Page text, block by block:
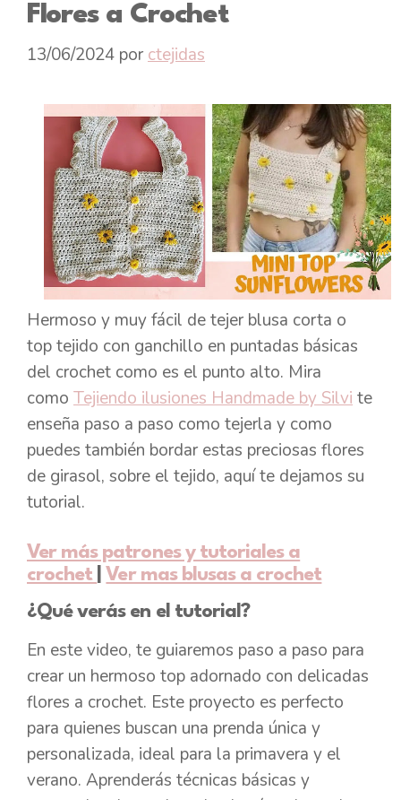
Flores a Crochet
13/06/2024 por ctejidas
Hermoso y muy fácil de tejer blusa corta o
top tejido con ganchillo en puntadas básicas
del crochet como es el punto alto. Mira
como Tejiendo ilusiones Handmade by Silvi te
enseña paso a paso como tejerla y como
puedes también bordar estas preciosas flores
de girasol, sobre el tejido, aquí te dejamos su
tutorial.
Ver más patrones y tutoriales a
crochet
|Ver mas blusas a crochet
¿Qué verás en el tutorial?
En este video, te guiaremos paso a paso para
crear un hermoso top adornado con delicadas
flores a crochet. Este proyecto es perfecto
para quienes buscan una prenda única y
personalizada, ideal para la primavera y el
verano. Aprenderás técnicas básicas y